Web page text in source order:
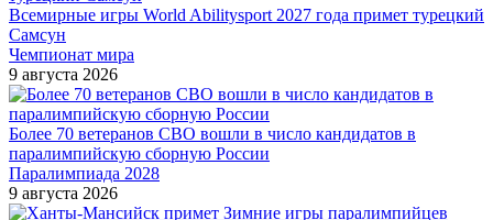
Всемирные игры World Abilitysport 2027 года примет турецкий
Самсун
Чемпионат мира
9 августа 2026
Более 70 ветеранов СВО вошли в число кандидатов в
паралимпийскую сборную России
Паралимпиада 2028
9 августа 2026